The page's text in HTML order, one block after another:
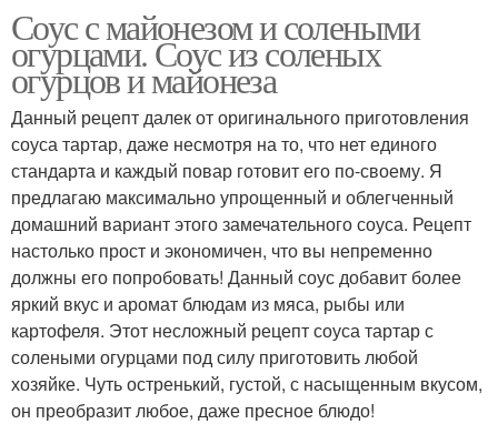
Соус с майонезом и солеными
огурцами. Соус из соленых
огурцов и майонеза
Данный рецепт далек от оригинального приготовления
соуса тартар, даже несмотря на то, что нет единого
стандарта и каждый повар готовит его по-своему. Я
предлагаю максимально упрощенный и облегченный
домашний вариант этого замечательного соуса. Рецепт
настолько прост и экономичен, что вы непременно
должны его попробовать! Данный соус добавит более
яркий вкус и аромат блюдам из мяса, рыбы или
картофеля. Этот несложный рецепт соуса тартар с
солеными огурцами под силу приготовить любой
хозяйке. Чуть остренький, густой, с насыщенным вкусом,
он преобразит любое, даже пресное блюдо!